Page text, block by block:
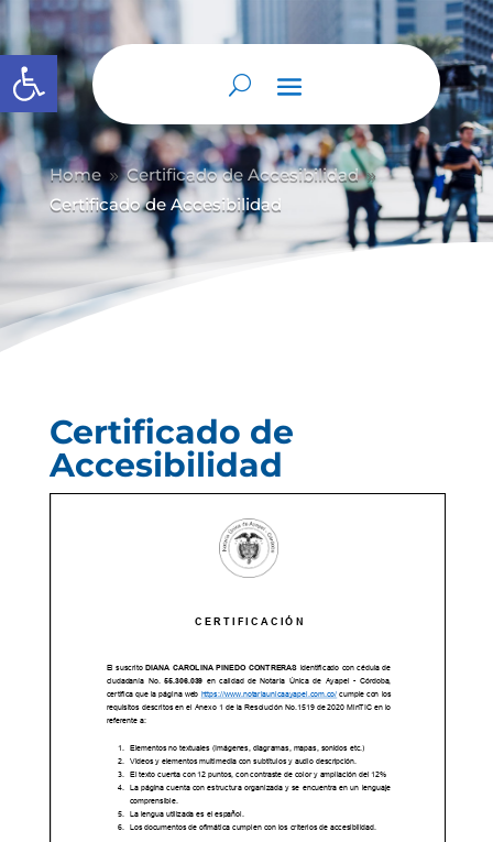
Abrir barra de herramientas
Home 9 Certificado de Accesibilidad 9
Certificado de Accesibilidad
Certificado de
Accesibilidad